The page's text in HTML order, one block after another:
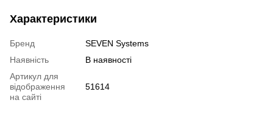
Характеристики
Бренд
SEVEN Systems
Наявність
В наявності
Артикул для
відображення
на сайті
51614